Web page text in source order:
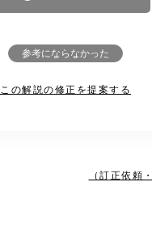
参考にならなかった
この解説の修正を提案する
（訂正依頼